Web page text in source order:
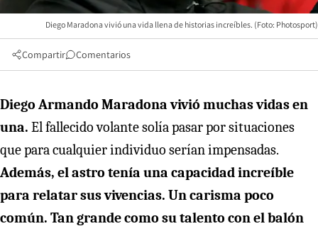
Diego Maradona vivió una vida llena de historias increíbles. (Foto: Photosport)
Compartir Comentarios
Diego Armando Maradona vivió muchas vidas en
una. El fallecido volante solía pasar por situaciones
que para cualquier individuo serían impensadas.
Además, el astro tenía una capacidad increíble
para relatar sus vivencias. Un carisma poco
común. Tan grande como su talento con el balón